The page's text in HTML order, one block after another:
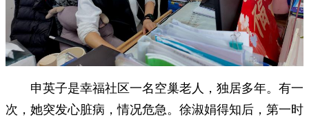
申英子是幸福社区一名空巢老人，独居多年。有一
次，她突发心脏病，情况危急。徐淑娟得知后，第一时